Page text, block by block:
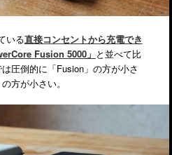
いる直接コンセントから充電でき
Fusion 5000」 と並べて比
圧倒的に「Fusion」の方が小さ
方が小さい。